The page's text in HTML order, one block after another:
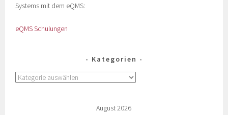
Systems mit dem eQMS:
eQMS Schulungen
Kategorien
August 2026